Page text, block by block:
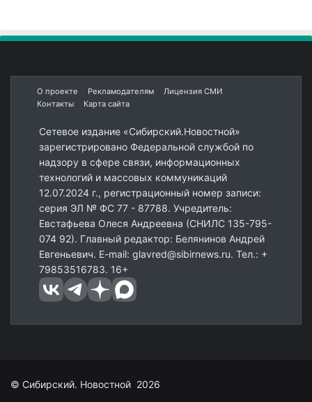
О проекте Рекламодателям
Лицензия СМИ
Контакты
Карта сайта
Сетевое издание «Сибирский.Новостной»
зарегистрировано Федеральной службой по
надзору в сфере связи, информационных
технологий и массовых коммуникаций
12.07.2024 г., регистрационный номер записи:
серия ЭЛ № ФС 77 - 87788. Учредитель:
Евстафьева Олеся Андреевна (СНИЛС 135-795-
074 92). Главный редактор: Белянинов Андрей
Евгеньевич. E-mail: glavred@sibirnews.ru. Тел.: +
79853516783. 16+
© Сибирский. Новостной 2026